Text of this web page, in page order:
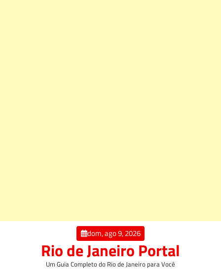
dom, ago 9, 2026
Rio de Janeiro Portal
Um Guia Completo do Rio de Janeiro para Você